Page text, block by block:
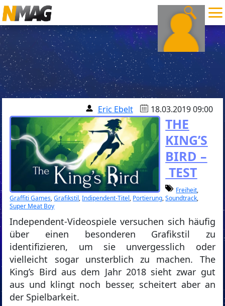
Eric Ebelt 18.03.2019 09:00
THE
KING’S
BIRD –
TEST
Freiheit,
Graffiti Games,Grafikstil,Indipendent-Titel, Portierung,Soundtrack,
Super Meat Boy
Independent-Videospiele versuchen sich häufig
über einen besonderen Grafikstil zu
identifizieren, um sie unvergesslich oder
vielleicht sogar unsterblich zu machen. The
King’s Bird aus dem Jahr 2018 sieht zwar gut
aus und klingt noch besser, scheitert aber an
der Spielbarkeit.